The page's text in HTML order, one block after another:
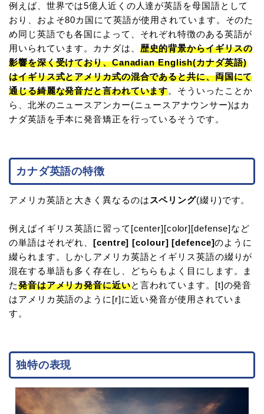
例えば、世界では5億人近くの人達が英語を母国語として
おり、およそ80カ国にて英語が使用されています。そのた
め同じ英語でも各国によって、それぞれ特徴のある英語が
用いられています。カナダは、 歴史的背景からイギリスの
影響を深く受けており、Canadian English(カナダ英語)
はイギリス式とアメリカ式の混合であると共に、両国にて
通じる綺麗な発音だと言われています。そういったことか
ら、北米のニュースアンカー(ニュースアナウンサー)はカ
ナダ英語を手本に発音矯正を行っているそうです。
カナダ英語の特徴
アメリカ英語と大きく異なるのは スペリング(綴り)です。
例えばイギリス英語に習って[center][color][defense]など
の単語はそれぞれ、[centre] [colour] [defence]のように
綴られます。しかしアメリカ英語とイギリス英語の綴りが
混在する単語も多く存在し、どちらもよく目にします。ま
た発音はアメリカ発音に近いと言われています。[t]の発音
はアメリカ英語のように[r]に近い発音が使用されていま
す。
独特の表現